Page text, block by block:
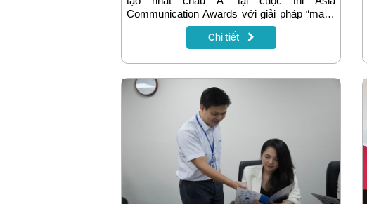
Communication Awards với giải pháp “make
in Vietnam” mang tên VNPT eKYC.
Chi tiết